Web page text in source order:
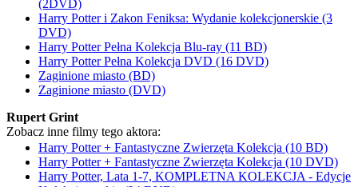
(2DVD)
Harry Potter i Zakon Feniksa: Wydanie kolekcjonerskie (3
DVD)
Harry Potter Pełna Kolekcja Blu-ray (11 BD)
Harry Potter Pełna Kolekcja DVD (16 DVD)
Zaginione miasto (BD)
Zaginione miasto (DVD)
Rupert Grint
Zobacz inne filmy tego aktora:
Harry Potter + Fantastyczne Zwierzęta Kolekcja (10 BD)
Harry Potter + Fantastyczne Zwierzęta Kolekcja (10 DVD)
Harry Potter, Lata 1-7, KOMPLETNA KOLEKCJA - Edycje